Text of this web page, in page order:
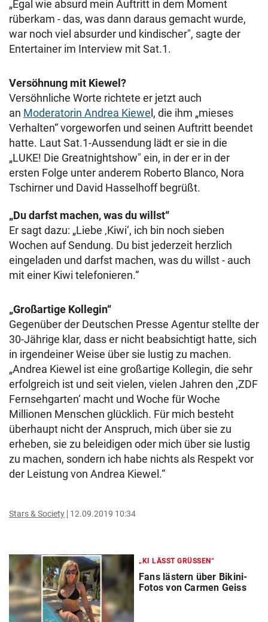
„Egal wie absurd mein Auftritt in dem Moment
rüberkam - das, was dann daraus gemacht wurde,
war noch viel absurder und kindischer", sagte der
Entertainer im Interview mit Sat.1.
Versöhnung mit Kiewel?
Versöhnliche Worte richtete er jetzt auch
an Moderatorin Andrea Kiewe l, die ihm „mieses
Verhalten“ vorgeworfen und seinen Auftritt beendet
hatte. Laut Sat.1-Aussendung lädt er sie in die
„LUKE! Die Greatnightshow" ein, in der er in der
ersten Folge unter anderem Roberto Blanco, Nora
Tschirner und David Hasselhoff begrüßt.
„Du darfst machen, was du willst“
Er sagt dazu: „Liebe ‚Kiwi‘, ich bin noch sieben
Wochen auf Sendung. Du bist jederzeit herzlich
eingeladen und darfst machen, was du willst - auch
mit einer Kiwi telefonieren.“
„Großartige Kollegin“
Gegenüber der Deutschen Presse Agentur stellte der
30-Jährige klar, dass er nicht beabsichtigt hatte, sich
in irgendeiner Weise über sie lustig zu machen.
„Andrea Kiewel ist eine großartige Kollegin, die sehr
erfolgreich ist und seit vielen, vielen Jahren den ,ZDF
Fernsehgarten‘ macht und Woche für Woche
Millionen Menschen glücklich. Für mich besteht
überhaupt nicht der Anspruch, mich über sie zu
erheben, sie zu beleidigen oder mich über sie lustig
zu machen, sondern ich habe nichts als Respekt vor
der Leistung von Andrea Kiewel.“
Stars & Society 12.09.2019 10:34
„KI LÄSST GRÜSSEN“
Fans lästern über Bikini-
Fotos von Carmen Geiss